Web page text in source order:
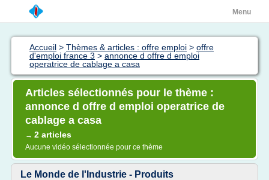
Menu
Accueil > Thèmes & articles : offre emploi > offre
d'emploi france 3 > annonce d offre d emploi
operatrice de cablage a casa
Articles sélectionnés pour le thème :
annonce d offre d emploi operatrice de
cablage a casa
→ 2 articles
Aucune vidéo sélectionnée pour ce thème
Le Monde de l'Industrie - Produits